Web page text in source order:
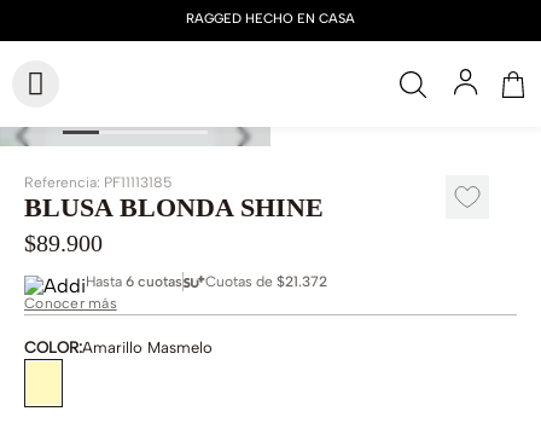
Referencia: PF11113185
BLUSA BLONDA SHINE
$89.900
Hasta 6 cuotas Cuotas de $21.372
Conocer más
COLOR:Amarillo Masmelo